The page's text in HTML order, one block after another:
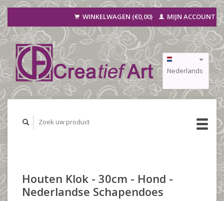
WINKELWAGEN (€0,00) MIJN ACCOUNT
Nederlands
Deutsch
Houten Klok - 30cm - Hond -
Nederlandse Schapendoes